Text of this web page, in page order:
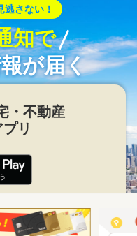
逃さない！
知で
が届く
・不動産
プリ